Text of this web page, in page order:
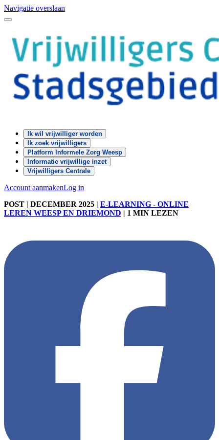
Navigatie overslaan
Ik wil vrijwilliger worden
Ik zoek vrijwilligers
Platform Informele Zorg Weesp
Informatie vrijwillige inzet
Vrijwilligers Centrale
Account aanmakenLog in
POST | DECEMBER 2025 | E-LEARNING - ONLINE
LEREN WEESP EN DRIEMOND | 1 MIN LEZEN